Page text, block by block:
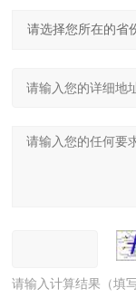
请输入计算结果（填